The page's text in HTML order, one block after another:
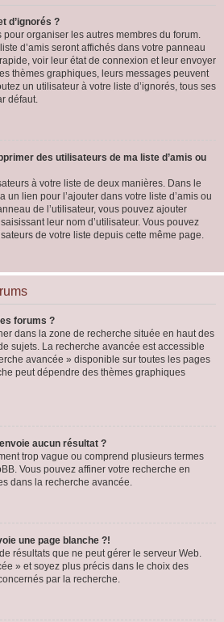
d’ignorés ?
organiser les autres membres du forum.
d’amis seront affichés dans votre panneau
voir leur état de connexion et leur envoyer
thèmes graphiques, leurs messages peuvent
un utilisateur à votre liste d’ignorés, tous ses
défaut.
des utilisateurs de ma liste d’amis ou
à votre liste de deux manières. Dans le
un lien pour l’ajouter dans votre liste d’amis ou
de l’utilisateur, vous pouvez ajouter
leur nom d’utilisateur. Vous pouvez
de votre liste depuis cette même page.
forums ?
dans la zone de recherche située en haut des
sujets. La recherche avancée est accessible
avancée » disponible sur toutes les pages
peut dépendre des thèmes graphiques
aucun résultat ?
trop vague ou comprend plusieurs termes
Vous pouvez affiner votre recherche en
dans la recherche avancée.
une page blanche ?!
résultats que ne peut gérer le serveur Web.
» et soyez plus précis dans le choix des
par la recherche.